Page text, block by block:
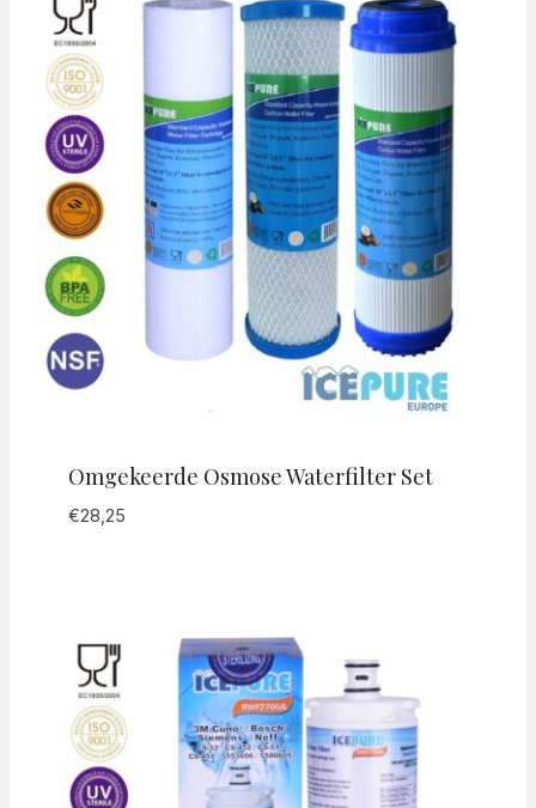
Omgekeerde Osmose Waterfilter Set
€28,25